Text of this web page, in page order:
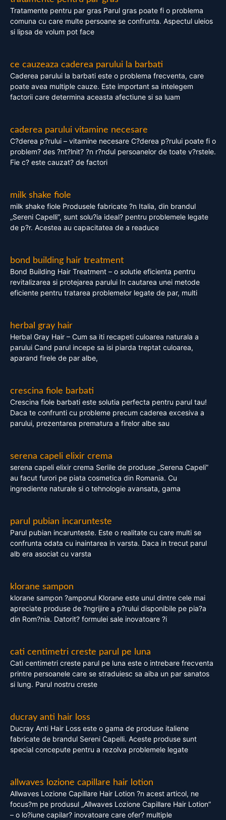
Tratamente pentru par gras Parul gras poate fi o problema
comuna cu care multe persoane se confrunta. Aspectul uleios
si lipsa de volum pot face
ce cauzeaza caderea parului la barbati
Caderea parului la barbati este o problema frecventa, care
poate avea multiple cauze. Este important sa intelegem
factorii care determina aceasta afectiune si sa luam
caderea parului vitamine necesare
C?derea p?rului – vitamine necesare C?derea p?rului poate fi o
problem? des ?nt?lnit? ?n r?ndul persoanelor de toate v?rstele.
Fie c? este cauzat? de factori
milk shake fiole
milk shake fiole Produsele fabricate ?n Italia, din brandul
„Sereni Capelli”, sunt solu?ia ideal? pentru problemele legate
de p?r. Acestea au capacitatea de a readuce
bond building hair treatment
Bond Building Hair Treatment – o solutie eficienta pentru
revitalizarea si protejarea parului In cautarea unei metode
eficiente pentru tratarea problemelor legate de par, multi
herbal gray hair
Herbal Gray Hair – Cum sa iti recapeti culoarea naturala a
parului Cand parul incepe sa isi piarda treptat culoarea,
aparand firele de par albe,
crescina fiole barbati
Crescina fiole barbati este solutia perfecta pentru parul tau!
Daca te confrunti cu probleme precum caderea excesiva a
parului, prezentarea prematura a firelor albe sau
serena capeli elixir crema
serena capeli elixir crema Seriile de produse „Serena Capeli”
au facut furori pe piata cosmetica din Romania. Cu
ingrediente naturale si o tehnologie avansata, gama
parul pubian incarunteste
Parul pubian incarunteste. Este o realitate cu care multi se
confrunta odata cu inaintarea in varsta. Daca in trecut parul
alb era asociat cu varsta
klorane sampon
klorane sampon ?amponul Klorane este unul dintre cele mai
apreciate produse de ?ngrijire a p?rului disponibile pe pia?a
din Rom?nia. Datorit? formulei sale inovatoare ?i
cati centimetri creste parul pe luna
Cati centimetri creste parul pe luna este o intrebare frecventa
printre persoanele care se straduiesc sa aiba un par sanatos
si lung. Parul nostru creste
ducray anti hair loss
Ducray Anti Hair Loss este o gama de produse italiene
fabricate de brandul Sereni Capelli. Aceste produse sunt
special concepute pentru a rezolva problemele legate
allwaves lozione capillare hair lotion
Allwaves Lozione Capillare Hair Lotion ?n acest articol, ne
focus?m pe produsul „Allwaves Lozione Capillare Hair Lotion”
– o lo?iune capilar? inovatoare care ofer? multiple